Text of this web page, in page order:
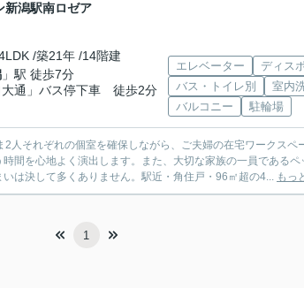
新潟駅南ロゼア
/築21年 /14階建
」駅 徒歩7分
大通」バス停下車 徒歩2分
エレベーター
ディス
バス・トイレ別
室内
バルコニー
駐輪場
人それぞれの個室を確保しながら、ご夫婦の在宅ワークスペ
間を心地よく演出します。また、大切な家族の一員であるペ
は決して多くありません。駅近・角住戸・96㎡超の4... もっ
1